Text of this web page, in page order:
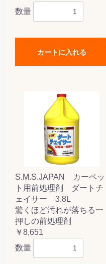
数量
カートに入れる
S.M.S.JAPAN カーペッ
ト用前処理剤 ダートチ
ェイサー 3.8L
驚くほど汚れが落ちる一
押しの前処理剤
￥8,651
数量